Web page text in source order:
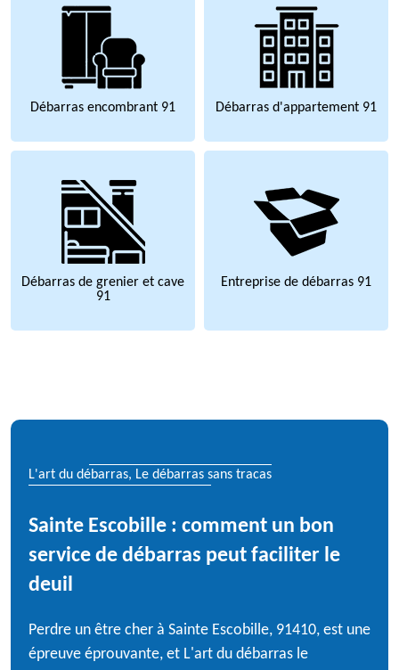
Débarras encombrant 91 Débarras d'appartement 91
Débarras de grenier et cave
91
Entreprise de débarras 91
L'art du débarras, Le débarras sans tracas
Sainte Escobille : comment un bon
service de débarras peut faciliter le
deuil
Perdre un être cher à Sainte Escobille, 91410, est une
épreuve éprouvante, et L'art du débarras le